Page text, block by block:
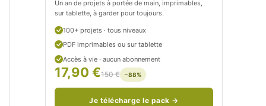
r
n
/
t
o
n
c
Un an de projets à portée de main, imprimables,
sur tablette, à garder pour toujours.
100+ projets · tous niveaux
PDF imprimables ou sur tablette
Accès à vie · aucun abonnement
17,90 €150 € −88%
Je télécharge le pack →